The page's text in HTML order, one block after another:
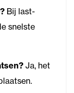
Bij last-
snelste
Ja, het